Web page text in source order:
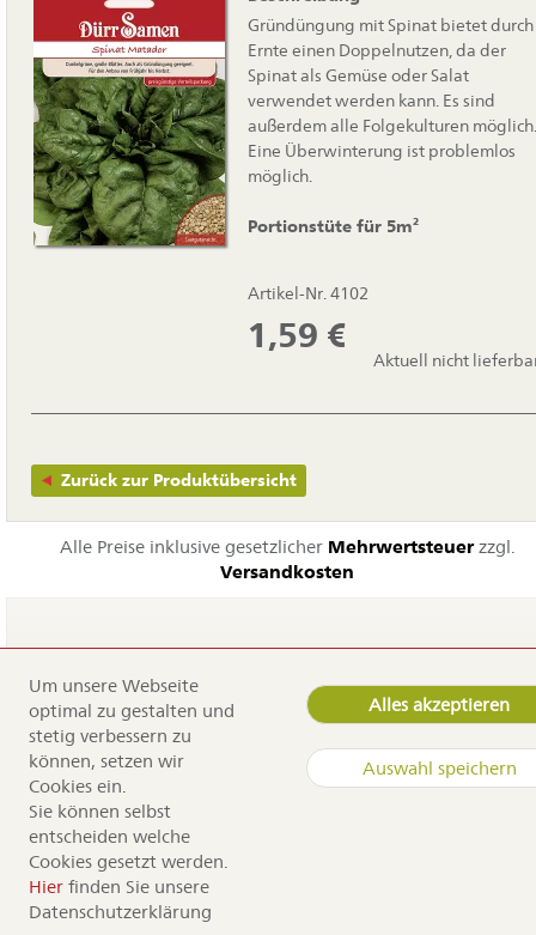
Gründüngung mit Spinat bietet durch
Ernte einen Doppelnutzen, da der
Spinat als Gemüse oder Salat
verwendet werden kann. Es sind
außerdem alle Folgekulturen möglich.
Eine Überwinterung ist problemlos
möglich.
Portionstüte für 5m²
Artikel-Nr. 4102
1,59 €
Aktuell nicht
Zurück zur Produktübersicht
Alle Preise inklusive gesetzlicher Mehrwertsteuerzzgl.
Versandkosten
Navigation
überspringen
Home
Service
Dürr Samen
Kontakt
Copyright by Dürr Samen
Um unsere Webseite
optimal zu gestalten und
stetig verbessern zu
können, setzen wir
Cookies ein.
Sie können selbst
entscheiden welche
Cookies gesetzt werden.
Hier finden Sie unsere
Datenschutzerklärung
Alles akzeptieren
Auswahl speichern